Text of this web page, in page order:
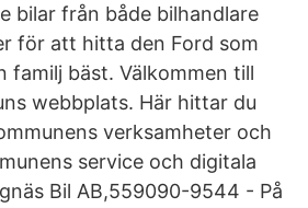
bilar från både bilhandlare
för att hitta den Ford som
familj bäst. Välkommen till
webbplats. Här hittar du
verksamheter och
service och digitala
Bil AB,559090-9544 - På